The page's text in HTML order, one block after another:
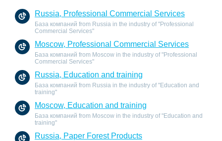
Russia, Professional Commercial Services
База компаний from Russia in the industry of "Professional
Commercial Services"
Moscow, Professional Commercial Services
База компаний from Moscow in the industry of "Professional
Commercial Services"
Russia, Education and training
База компаний from Russia in the industry of "Education and
training"
Moscow, Education and training
База компаний from Moscow in the industry of "Education and
training"
Russia, Paper Forest Products